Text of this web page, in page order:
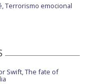
Terrorismo emocional
Swift, The fate of